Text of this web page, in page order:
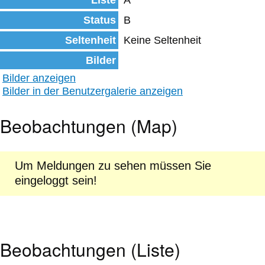
Status
B
Seltenheit
Keine Seltenheit
Bilder
Bilder anzeigen
Bilder in der Benutzergalerie anzeigen
Beobachtungen (Map)
Um Meldungen zu sehen müssen Sie
eingeloggt sein!
Beobachtungen (Liste)